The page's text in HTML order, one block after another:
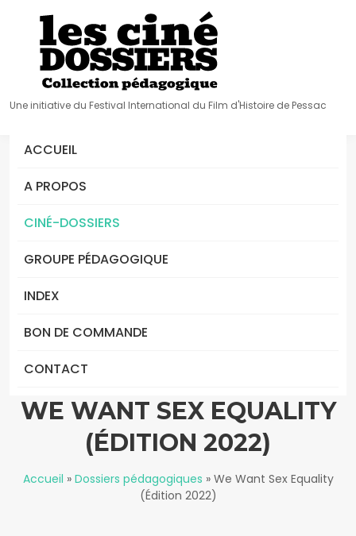
Une initiative du Festival International du Film d'Histoire de Pessac
ACCUEIL
A PROPOS
CINÉ-DOSSIERS
GROUPE PÉDAGOGIQUE
INDEX
BON DE COMMANDE
CONTACT
WE WANT SEX EQUALITY
(ÉDITION 2022)
Accueil » Dossiers pédagogiques » We Want Sex Equality
(Édition 2022)